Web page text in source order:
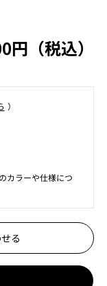
（税込）
）
カラーや仕様につ
る